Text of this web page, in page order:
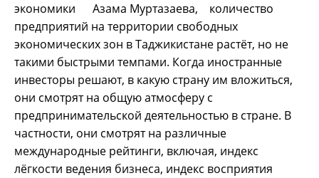
экономики Азама Муртазаева, количество
предприятий на территории свободных
экономических зон в Таджикистане растёт, но не
такими быстрыми темпами. Когда иностранные
инвесторы решают, в какую страну им вложиться,
они смотрят на общую атмосферу с
предпринимательской деятельностью в стране. В
частности, они смотрят на различные
международные рейтинги, включая, индекс
лёгкости ведения бизнеса, индекс восприятия